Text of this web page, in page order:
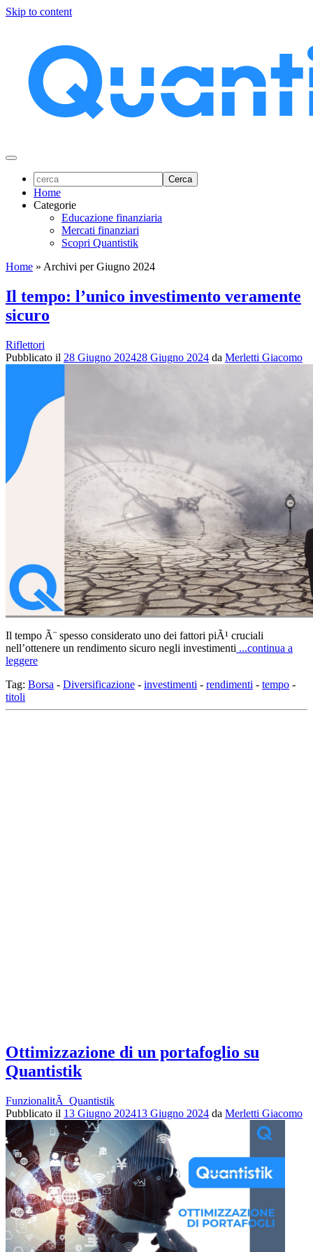
Skip to content
Home
Categorie
Educazione finanziaria
Mercati finanziari
Scopri Quantistik
Home » Archivi per Giugno 2024
Il tempo: l’unico investimento veramente
sicuro
Riflettori
Pubblicato il 28 Giugno 202428 Giugno 2024 da Merletti Giacomo
Il tempo Ã¨ spesso considerato uno dei fattori piÃ¹ cruciali
nell’ottenere un rendimento sicuro negli investimenti ...continua a
leggere
Tag: Borsa - Diversificazione - investimenti - rendimenti - tempo -
titoli
Ottimizzazione di un portafoglio su
Quantistik
FunzionalitÃ Quantistik
Pubblicato il 13 Giugno 202413 Giugno 2024 da Merletti Giacomo